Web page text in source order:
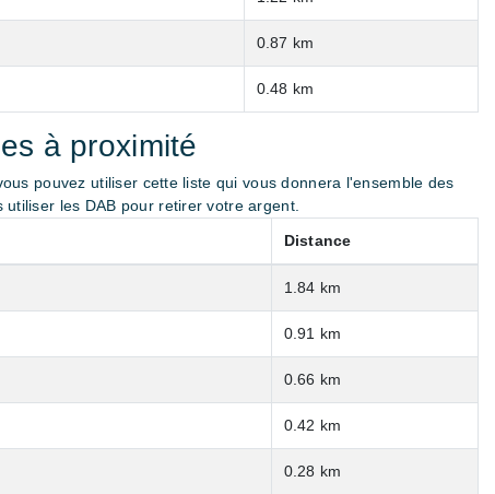
0.87 km
0.48 km
à proximité
pouvez utiliser cette liste qui vous donnera l'ensemble des
les DAB pour retirer votre argent.
Distance
1.84 km
0.91 km
0.66 km
0.42 km
0.28 km